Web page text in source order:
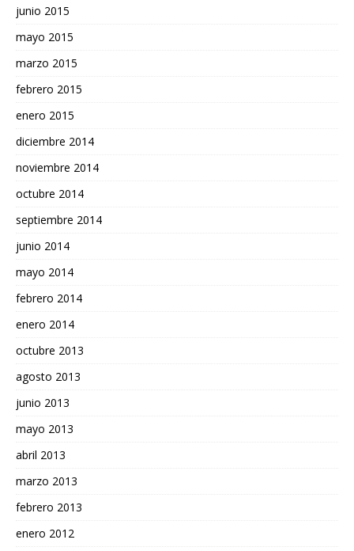
junio 2015
mayo 2015
marzo 2015
febrero 2015
enero 2015
diciembre 2014
noviembre 2014
octubre 2014
septiembre 2014
junio 2014
mayo 2014
febrero 2014
enero 2014
octubre 2013
agosto 2013
junio 2013
mayo 2013
abril 2013
marzo 2013
febrero 2013
enero 2012